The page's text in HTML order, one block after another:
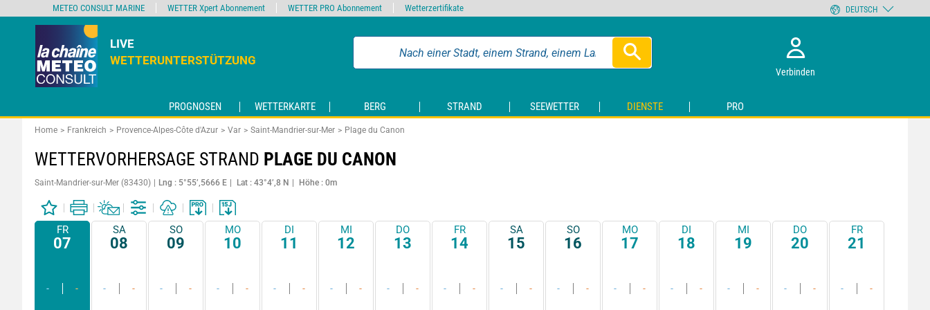
LIVE
WETTERUNTERSTÜTZUNG
Verbinden
PROGNOSEN WETTERKARTE BERG STRAND SEEWETTER DIENSTE PRO
Home Frankreich Provence-Alpes-Côte d'Azur Var Saint-Mandrier-sur-Mer Plage du Canon
WETTERVORHERSAGE STRAND PLAGE DU CANON
Saint-Mandrier-sur-Mer (83430) Lng : 5°55’,5666 E Lat : 43°4’,8 N Höhe : 0m
FR
07
- -
SA
08
- -
SO
09
- -
MO
10
- -
DI
11
- -
MI
12
- -
DO
13
- -
FR
14
- -
SA
15
- -
SO
16
- -
MO
17
- -
DI
18
- -
MI
19
- -
DO
20
- -
FR
21
- -
METEO CONSULT MARINE WETTER Xpert Abonnement WETTER PRO Abonnement Wetterzertifikate DEUTSCH